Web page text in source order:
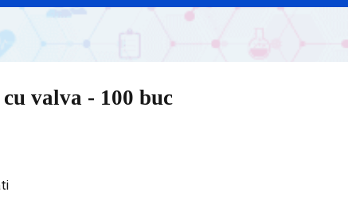
MEDICALI
de Mâini, Piele și Tegumente
Dezinfectanți Instrumentar
valva - 100 buc